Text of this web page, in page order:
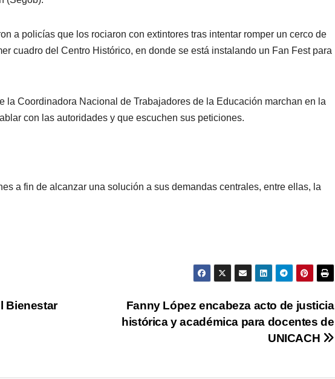
a policías que los rociaron con extintores tras intentar romper un cerco de
cuadro del Centro Histórico, en donde se está instalando un Fan Fest para
la Coordinadora Nacional de Trabajadores de la Educación marchan en la
con las autoridades y que escuchen sus peticiones.
a fin de alcanzar una solución a sus demandas centrales, entre ellas, la
Fanny López encabeza acto de justicia
histórica y académica para docentes de
UNICACH
Bienestar